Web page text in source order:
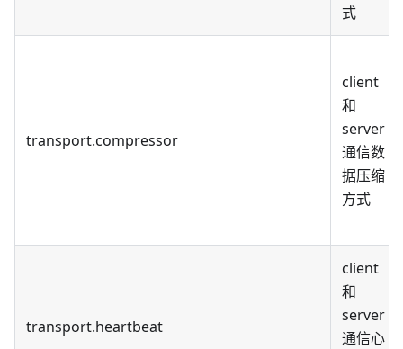
式
transport.compressor
client
和
server
通信数
据压缩
方式
transport.heartbeat
client
和
server
通信心